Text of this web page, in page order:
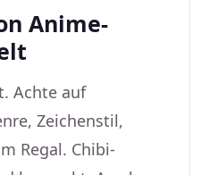
Anime-
Achte auf
Zeichenstil,
Regal. Chibi-